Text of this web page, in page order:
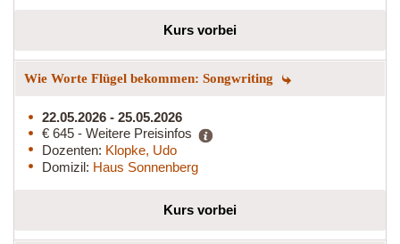
Kurs vorbei
Wie Worte Flügel bekommen: Songwriting
22.05.2026 - 25.05.2026
€ 645 - Weitere Preisinfos
Dozenten: Klopke, Udo
Domizil: Haus Sonnenberg
Kurs vorbei